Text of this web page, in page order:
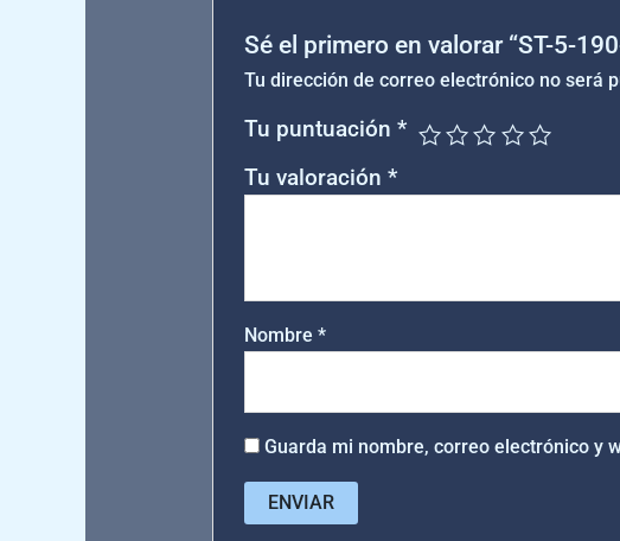
Sé el primero en valorar “ST-5-
Tu dirección de correo electrónico no será
Tu puntuación*
Tu valoración*
Nombre*
Guarda mi nombre, correo electrónico y